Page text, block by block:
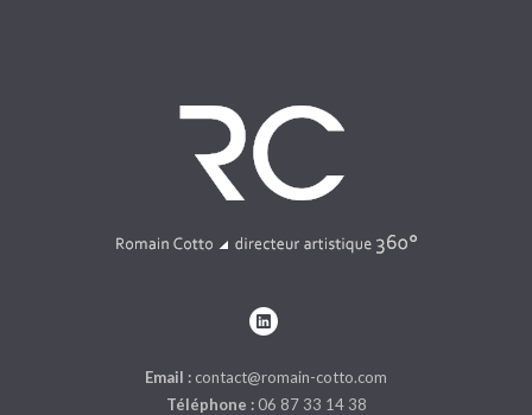
Email : contact@romain-cotto.com
Téléphone :06 87 33 14 38